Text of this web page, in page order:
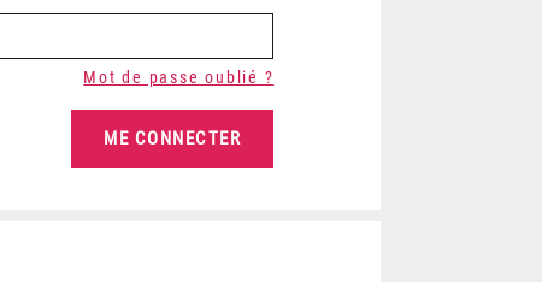
Mot de passe oublié ?